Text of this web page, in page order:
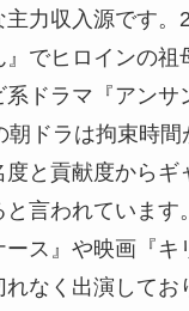
力収入源です。
でヒロインの祖
ドラマ『アンサ
朝ドラは拘束時間
と貢献度からギ
言われています
ース』や映画『キ
なく出演してお